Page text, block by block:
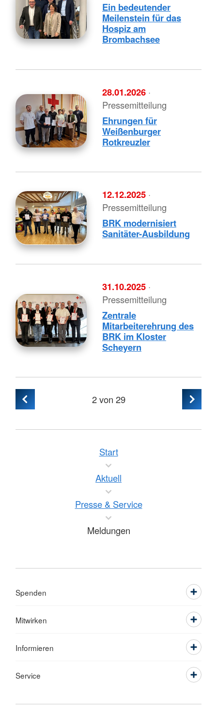
Ein bedeutender
Meilenstein für das
Hospiz am
Brombachsee
28.01.2026 ·
Pressemitteilung
Ehrungen für
Weißenburger
Rotkreuzler
12.12.2025 ·
Pressemitteilung
BRK modernisiert
Sanitäter-Ausbildung
31.10.2025 ·
Pressemitteilung
Zentrale
Mitarbeiterehrung des
BRK im Kloster
Scheyern
2von 29
Start
Aktuell
Presse & Service
Meldungen
Spenden
Mitwirken
Informieren
Service